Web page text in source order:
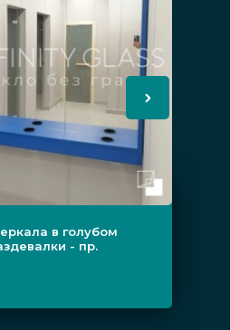
в голубом
- пр.